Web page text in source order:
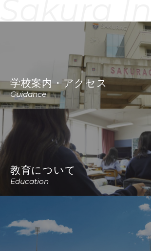
学校案内・アクセス
Guidance
教育について
Education